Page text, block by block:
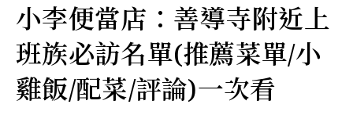
小李便當店：善導寺附近上
班族必訪名單(推薦菜單/小
雞飯/配菜/評論)一次看